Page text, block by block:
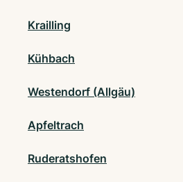
Krailling
Kühbach
Westendorf (Allgäu)
Apfeltrach
Ruderatshofen